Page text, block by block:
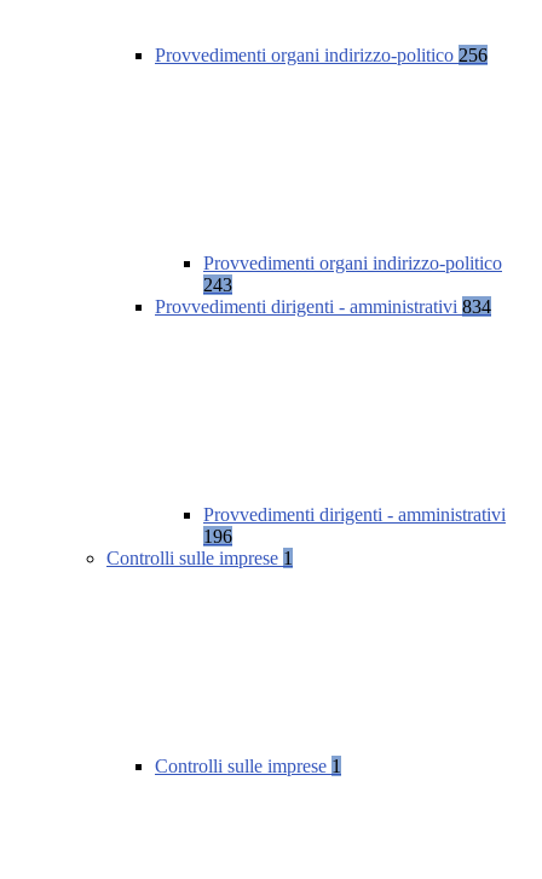
Provvedimenti organi indirizzo-politico 256
Provvedimenti organi indirizzo-politico
243
Provvedimenti dirigenti - amministrativi 834
Provvedimenti dirigenti - amministrativi
196
Controlli sulle imprese 1
Controlli sulle imprese 1